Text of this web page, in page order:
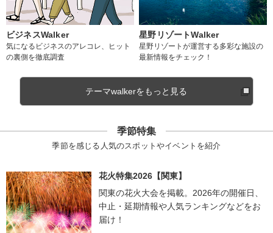
ビジネスWalker
気になるビジネスのアレコレ、ヒット
の裏側を徹底調査
星野リゾートWalker
星野リゾートが運営する多彩な施設の
最新情報をチェック！
テーマwalkerをもっと見る
季節特集
季節を感じる人気のスポットやイベントを紹介
花火特集2026【関東】
関東の花火大会を掲載。2026年の開催日、
中止・延期情報や人気ランキングなどをお
届け！